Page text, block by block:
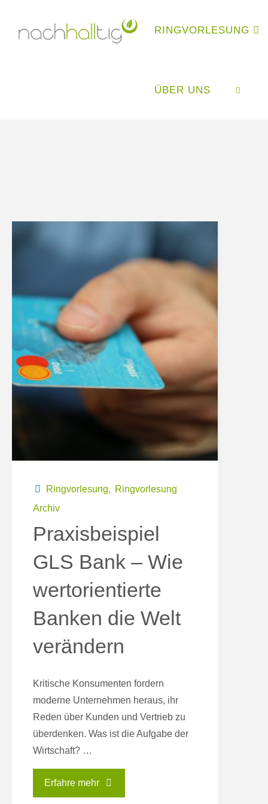
content
RINGVORLESUNG
ÜBER UNS
Ringvorlesung, Ringvorlesung
Archiv
Praxisbeispiel
GLS Bank – Wie
wertorientierte
Banken die Welt
verändern
Kritische Konsumenten fordern
moderne Unternehmen heraus, ihr
Reden über Kunden und Vertrieb zu
überdenken. Was ist die Aufgabe der
Wirtschaft? …
Erfahre mehr"Praxisbeispiel